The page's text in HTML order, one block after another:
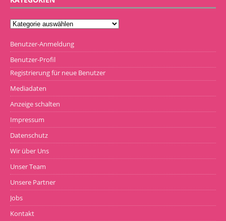
Benutzer-Anmeldung
Benutzer-Profil
Registrierung für neue Benutzer
Mediadaten
Anzeige schalten
Impressum
Datenschutz
Wir über Uns
Unser Team
Unsere Partner
Jobs
Kontakt